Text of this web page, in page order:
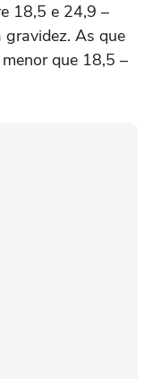
18,5 e 24,9 –
As que
que 18,5 –